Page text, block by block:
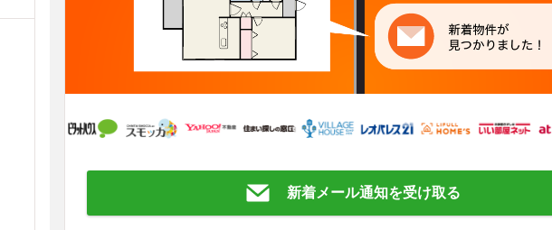
新着メール通知を受け取る